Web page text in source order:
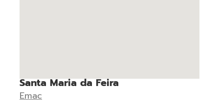
Santa Maria da Feira
Emac